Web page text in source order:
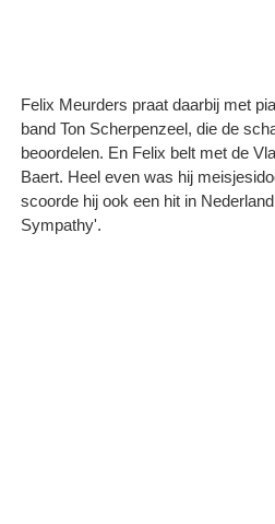
Felix Meurders praat daarbij met
band Ton Scherpenzeel, die de
beoordelen. En Felix belt met de
Baert. Heel even was hij
scoorde hij ook een hit in
Sympathy'.